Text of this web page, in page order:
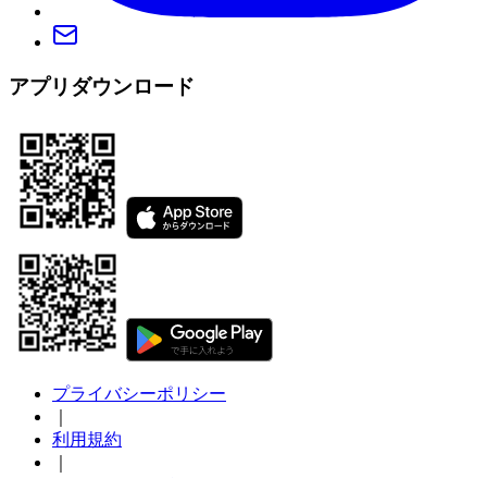
アプリダウンロード
プライバシーポリシー
利用規約